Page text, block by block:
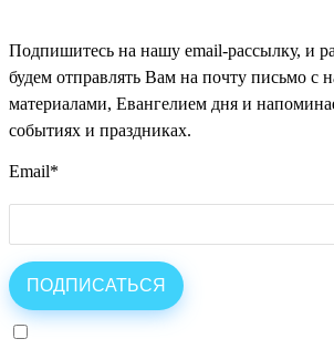
Подпишитесь на нашу email-рассылку, и
будем отправлять Вам на почту письмо с
материалами, Евангелием дня и
событиях и праздниках.
Email*